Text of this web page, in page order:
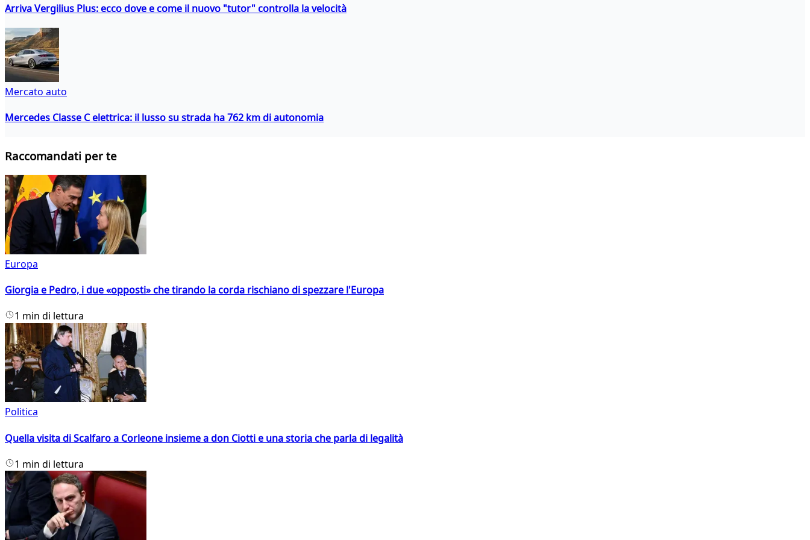
Arriva Vergilius Plus: ecco dove e come il nuovo "tutor" controlla la velocità
Mercato auto
Mercedes Classe C elettrica: il lusso su strada ha 762 km di autonomia
Raccomandati per te
Europa
Giorgia e Pedro, i due «opposti» che tirando la corda rischiano di spezzare l'Europa
1 min di lettura
Politica
Quella visita di Scalfaro a Corleone insieme a don Ciotti e una storia che parla di legalità
1 min di lettura